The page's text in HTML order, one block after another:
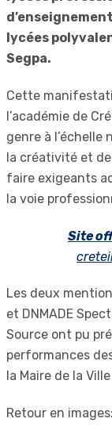
lycées
Segpa.
Cette
l’académie de
genre à l’échelle
la créativité et
faire exigeants
la voie
Site
Les deux
et DNMADE
Source ont pu
performances
la Maire de la
Retour en images: